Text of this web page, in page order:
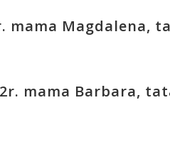
Magdalena,
mama Barbara,